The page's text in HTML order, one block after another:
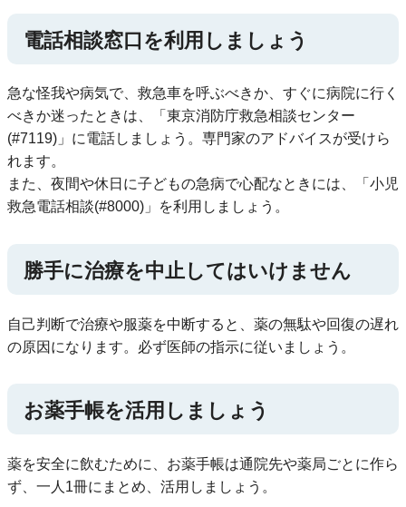
電話相談窓口を利用しましょう
急な怪我や病気で、救急車を呼ぶべきか、すぐに病院に行く
べきか迷ったときは、「東京消防庁救急相談センター
(#7119)」に電話しましょう。専門家のアドバイスが受けら
れます。
また、夜間や休日に子どもの急病で心配なときには、「小児
救急電話相談(#8000)」を利用しましょう。
勝手に治療を中止してはいけません
自己判断で治療や服薬を中断すると、薬の無駄や回復の遅れ
の原因になります。必ず医師の指示に従いましょう。
お薬手帳を活用しましょう
薬を安全に飲むために、お薬手帳は通院先や薬局ごとに作ら
ず、一人1冊にまとめ、活用しましょう。